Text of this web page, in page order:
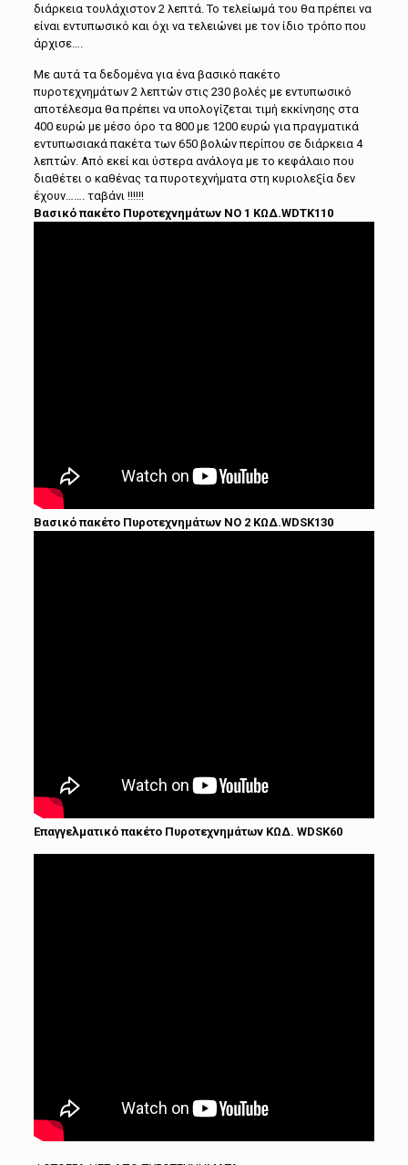
διάρκεια τουλάχιστον 2 λεπτά. Το τελείωμά του θα πρέπει να
είναι εντυπωσικό και όχι να τελειώνει με τον ίδιο τρόπο που
άρχισε….
Με αυτά τα δεδομένα για ένα βασικό πακέτο
πυροτεχνημάτων 2 λεπτών στις 230 βολές με εντυπωσικό
αποτέλεσμα θα πρέπει να υπολογίζεται τιμή εκκίνησης στα
400 ευρώ με μέσο όρο τα 800 με 1200 ευρώ για πραγματικά
εντυπωσιακά πακέτα των 650 βολών περίπου σε διάρκεια 4
λεπτών. Από εκεί και ύστερα ανάλογα με το κεφάλαιο που
διαθέτει ο καθένας τα πυροτεχνήματα στη κυριολεξία δεν
έχουν……. ταβάνι !!!!!!
Βασικό πακέτο Πυροτεχνημάτων ΝΟ 1 ΚΩΔ.WDTK110
Βασικό πακέτο Πυροτεχνημάτων ΝΟ 2 ΚΩΔ.WDSK130
Επαγγελματικό πακέτο Πυροτεχνημάτων ΚΩΔ. WDSK60